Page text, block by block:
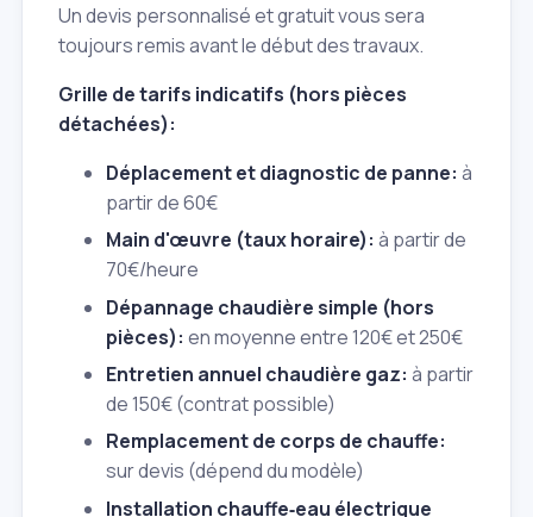
Un devis personnalisé et gratuit vous sera
toujours remis avant le début des travaux.
Grille de tarifs indicatifs (hors pièces
détachées):
Déplacement et diagnostic de panne: à
partir de 60€
Main d'œuvre (taux horaire): à partir de
70€/heure
Dépannage chaudière simple (hors
pièces): en moyenne entre 120€ et 250€
Entretien annuel chaudière gaz: à partir
de 150€ (contrat possible)
Remplacement de corps de chauffe:
sur devis (dépend du modèle)
Installation chauffe‑eau électrique